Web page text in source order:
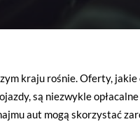
kraju rośnie. Oferty, jakie
są niezwykle opłacalne
aut mogą skorzystać